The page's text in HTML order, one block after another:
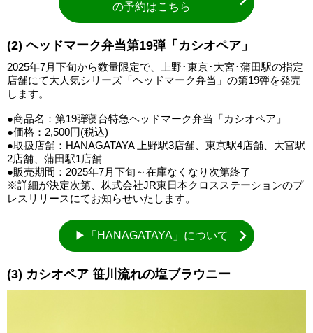
の予約はこちら
(2) ヘッドマーク弁当第19弾「カシオペア」
2025年7月下旬から数量限定で、上野･東京･大宮･蒲田駅の指定
店舗にて大人気シリーズ「ヘッドマーク弁当」の第19弾を発売
します。
●商品名：第19弾寝台特急ヘッドマーク弁当「カシオペア」
●価格：2,500円(税込)
●取扱店舗：HANAGATAYA 上野駅3店舗、東京駅4店舗、大宮駅
2店舗、蒲田駅1店舗
●販売期間：2025年7月下旬～在庫なくなり次第終了
※詳細が決定次第、株式会社JR東日本クロスステーションのプ
レスリリースにてお知らせいたします。
▶「HANAGATAYA」について
(3) カシオペア 笹川流れの塩ブラウニー